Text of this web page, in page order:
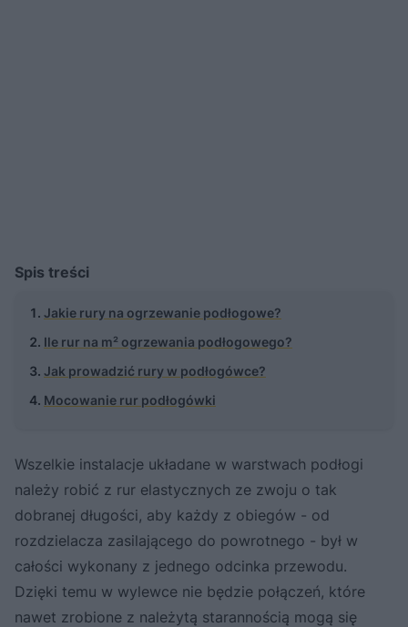
Spis treści
Jakie rury na ogrzewanie podłogowe?
Ile rur na m² ogrzewania podłogowego?
Jak prowadzić rury w podłogówce?
Mocowanie rur podłogówki
Wszelkie instalacje układane w warstwach podłogi
należy robić z rur elastycznych ze zwoju o tak
dobranej długości, aby każdy z obiegów - od
rozdzielacza zasilającego do powrotnego - był w
całości wykonany z jednego odcinka przewodu.
Dzięki temu w wylewce nie będzie połączeń, które
nawet zrobione z należytą starannością mogą się